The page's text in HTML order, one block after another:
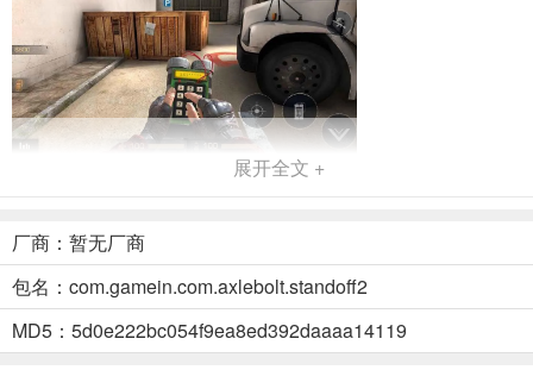
-
卓越适配触屏：操控专为触屏设备优化，左侧虚拟方向键，右侧瞄准
器，开火键两侧都有，射击轻松，完美适配手机操作。
-
展开全文 +
厂商：暂无厂商
包名：com.gamein.com.axlebolt.standoff2
MD5：5d0e222bc054f9ea8ed392daaaa14119